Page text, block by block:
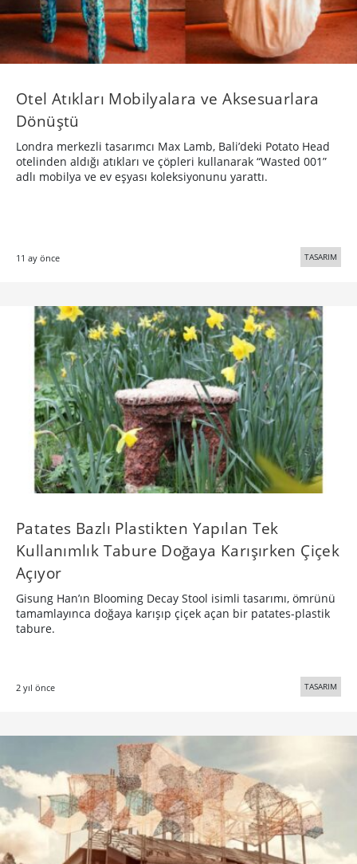
Otel Atıkları Mobilyalara ve Aksesuarlara
Dönüştü
Londra merkezli tasarımcı Max Lamb, Bali’deki Potato Head
otelinden aldığı atıkları ve çöpleri kullanarak “Wasted 001”
adlı mobilya ve ev eşyası koleksiyonunu yarattı.
11 ay önce TASARIM
Patates Bazlı Plastikten Yapılan Tek
Kullanımlık Tabure Doğaya Karışırken Çiçek
Açıyor
Gisung Han’ın Blooming Decay Stool isimli tasarımı, ömrünü
tamamlayınca doğaya karışıp çiçek açan bir patates-plastik
tabure.
2 yıl önce TASARIM